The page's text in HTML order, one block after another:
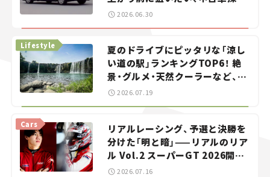
をお手伝い――ちょっとイケてるマ
2026.06.30
夏のドライブにピッタリな「涼し
い道の駅」ランキングTOP6！ 絶
景・グルメ・天然クーラーなど、避
暑におすすめのスポットを紹介
Lifestyle
2026.07.19
リアルレーシング、予選と決勝を
分けた「明と暗」——リアルのリア
ル Vol.2 スーパーGT 2026開幕
戦 岡山国際サーキット
Cars
2026.07.16